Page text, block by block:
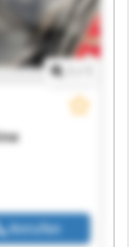
Anrufen